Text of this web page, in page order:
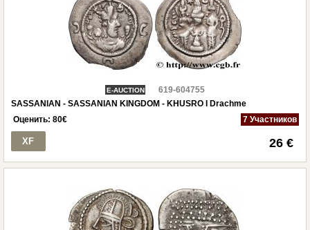
E-AUCTION
619-604755
SASSANIAN - SASSANIAN KINGDOM - KHUSRO I Drachme
Оценить: 80€ 7 Участников
XF 26 €